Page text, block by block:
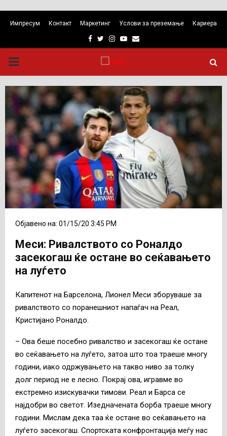
Импресум Контакт Маркетинг Услови за преземање Кариера
Facebook
TwitterInstagram
Youtube
Email
PRIMARY
MENU
Објавено на: 01/15/20 3:45 PM
Меси: Ривалството со Роналдо
засекогаш ќе остане во сеќавањето
на луѓето
Капитенот на Барселона, Лионел Меси зборуваше за
ривалството со поранешниот напаѓач на Реал,
Кристијано Роналдо.
– Ова беше посебно ривалство и засекогаш ќе остане
во сеќавањето на луѓето, затоа што тоа траеше многу
години, иако одржувањето на такво ниво за толку
долг период не е лесно. Покрај ова, игравме во
екстремно изискувачки тимови. Реал и Барса се
најдобри во светот. Изедначената борба траеше многу
години. Мислам дека таа ќе остане во сеќавањето на
луѓето засекогаш. Спортската конфронтација меѓу нас